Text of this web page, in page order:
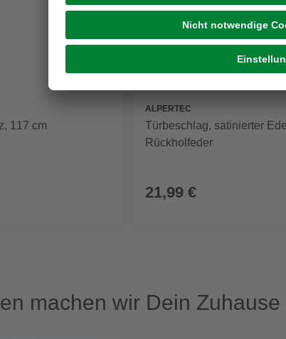
117 cm
ALPERTEC
Türbeschlag, satinierter
Rückholfeder
21,99 €
machen wir Dein